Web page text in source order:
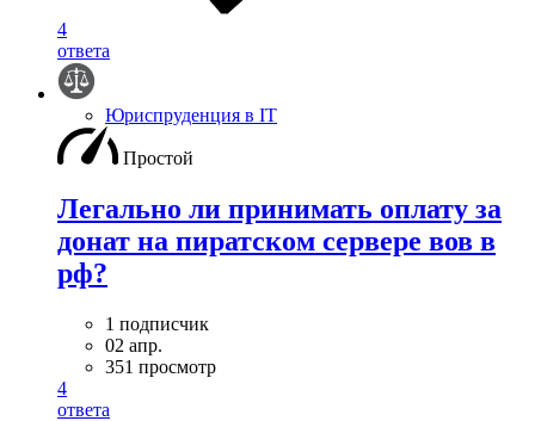
4
ответа
Юриспруденция в IT
Простой
Легально ли принимать оплату за
донат на пиратском сервере вов в
рф?
1 подписчик
02 апр.
351 просмотр
4
ответа